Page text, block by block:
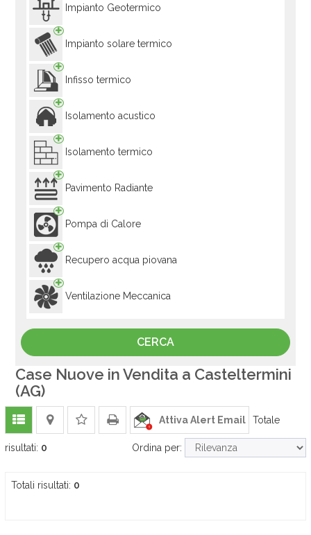
Impianto Geotermico
Impianto solare termico
Infisso termico
Isolamento acustico
Isolamento termico
Pavimento Radiante
Pompa di Calore
Recupero acqua piovana
Ventilazione Meccanica
Case Nuove in Vendita a Casteltermini
(AG)
Attiva Alert Email Totale
risultati: 0 Ordina per:
Totali risultati: 0